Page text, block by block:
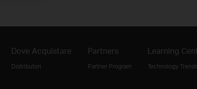
Dove Acquistare
Distributori
Partners
Partner Program
Learning
Technology